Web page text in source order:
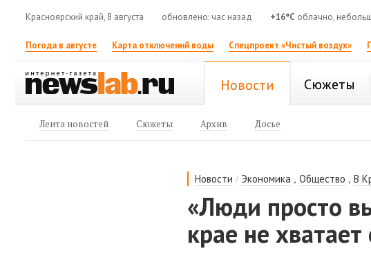
Красноярский край, 8 августа обновлено: час назад +16°C облачно,
Погода в августе Карта отключений воды Спецпроект «Чистый воздух»
Новости Сюжеты
Лента новостей Сюжеты Архив Досье
Новости / Экономика ,Общество ,В
«Люди просто
крае не хватает